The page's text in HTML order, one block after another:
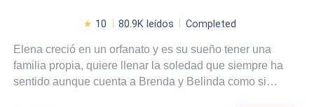
idioma de ese lugar, Odele se hace una promesa: Volverá
10 80.9K leídos Completed
Elena creció en un orfanato y es su sueño tener una
familia propia, quiere llenar la soledad que siempre ha
sentido aunque cuenta a Brenda y Belinda como si